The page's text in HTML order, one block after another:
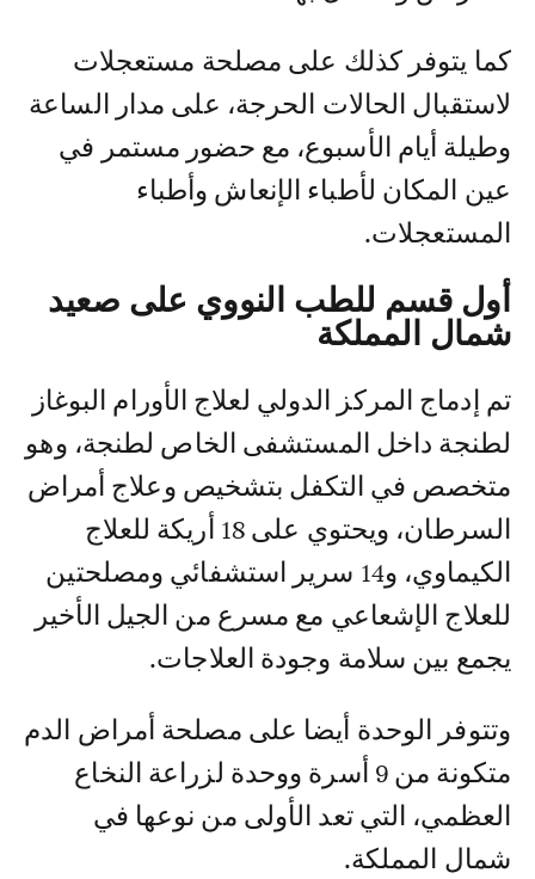
كما يتوفر كذلك على مصلحة مستعجلات
لاستقبال الحالات الحرجة، على مدار الساعة
وطيلة أيام الأسبوع، مع حضور مستمر في
عين المكان لأطباء الإنعاش وأطباء
المستعجلات.
أول قسم للطب النووي على صعيد
شمال المملكة
تم إدماج المركز الدولي لعلاج الأورام البوغاز
لطنجة داخل المستشفى الخاص لطنجة، وهو
متخصص في التكفل بتشخيص وعلاج أمراض
السرطان، ويحتوي على 18 أريكة للعلاج
الكيماوي، و14 سرير استشفائي ومصلحتين
للعلاج الإشعاعي مع مسرع من الجيل الأخير
يجمع بين سلامة وجودة العلاجات.
وتتوفر الوحدة أيضا على مصلحة أمراض الدم
متكونة من 9 أسرة ووحدة لزراعة النخاع
العظمي، التي تعد الأولى من نوعها في
شمال المملكة.